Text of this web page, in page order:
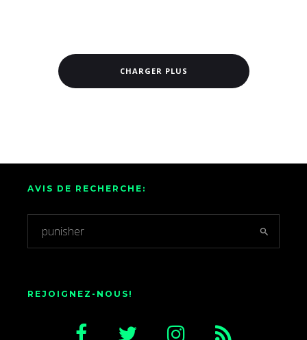
CHARGER PLUS
AVIS DE RECHERCHE:
REJOIGNEZ-NOUS!